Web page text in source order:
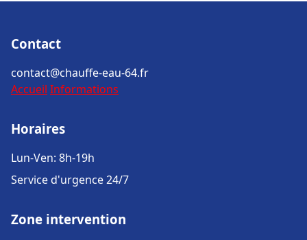
Contact
contact@chauffe-eau-64.fr
Accueil Informations
Horaires
Lun-Ven: 8h-19h
Service d'urgence 24/7
Zone intervention